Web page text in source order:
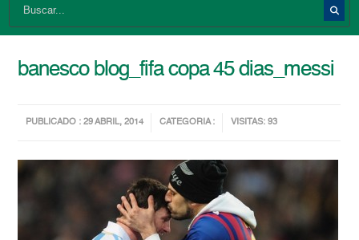
banesco blog_fifa copa 45 dias_messi
PUBLICADO : 29 ABRIL, 2014 CATEGORIA : VISITAS: 93